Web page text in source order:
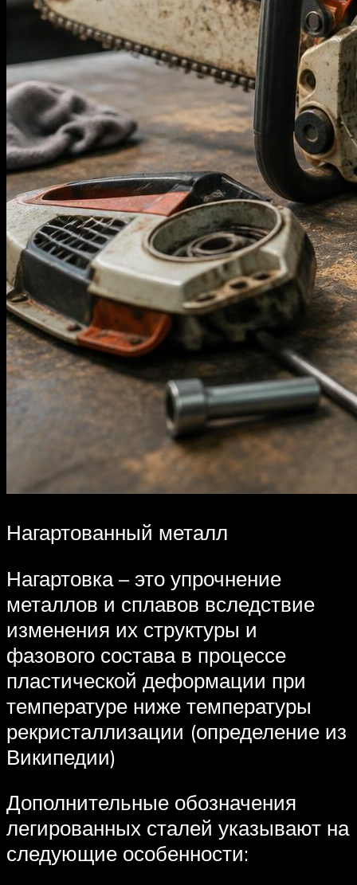
Нагартованный металл
Нагартовка – это упрочнение
металлов и сплавов вследствие
изменения их структуры и
фазового состава в процессе
пластической деформации при
температуре ниже температуры
рекристаллизации (определение из
Википедии)
Дополнительные обозначения
легированных сталей указывают на
следующие особенности: